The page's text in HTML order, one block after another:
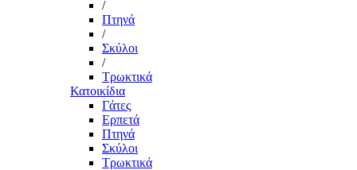
/
Πτηνά
/
Σκύλοι
/
Τρωκτικά
Κατοικίδια
Γάτες
Ερπετά
Πτηνά
Σκύλοι
Τρωκτικά